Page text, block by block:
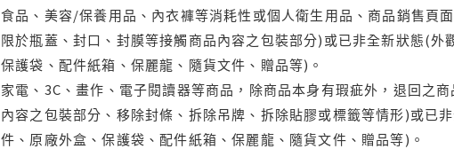
食品、美容/保養用品、內衣褲等消耗性或個人衛生用品、商品銷售頁
限於瓶蓋、封口、封膜等接觸商品內容之包裝部分)或已非全新狀態(
保護袋、配件紙箱、保麗龍、隨貨文件、贈品等)。
家電、3C、畫作、電子閱讀器等商品，除商品本身有瑕疵外，退回之
內容之包裝部分、移除封條、拆除吊牌、拆除貼膠或標籤等情形)或
件、原廠外盒、保護袋、配件紙箱、保麗龍、隨貨文件、贈品等)。